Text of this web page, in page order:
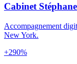
Cabinet
Accompagnement
New York.
+290%